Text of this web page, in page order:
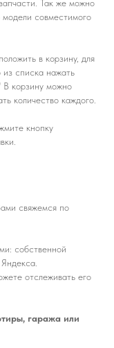
Так же можно
модели совместимого
в корзину, для
из списка нажать
В корзину можно
количество каждого.
кнопку
свяжемся по
собственной
отслеживать его
гаража или